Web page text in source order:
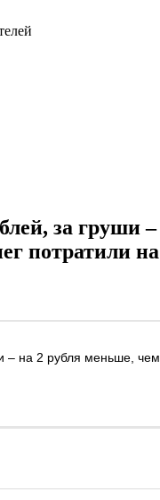
за груши
потратили
– на 2 рубля меньше,